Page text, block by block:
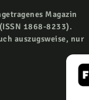
Magazin
1868-8233).
auszugsweise, nur